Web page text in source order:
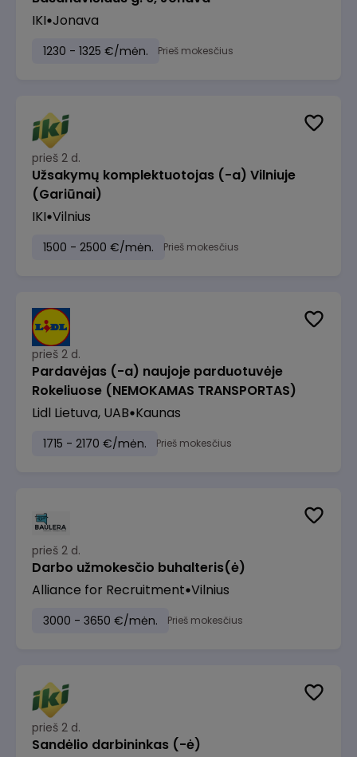
IKI Jonava
1230 - 1325 €/mėn. Prieš mokesčius
prieš 2 d.
Užsakymų komplektuotojas (-a) Vilniuje
(Gariūnai)
IKI Vilnius
1500 - 2500 €/mėn. Prieš mokesčius
prieš 2 d.
Pardavėjas (-a) naujoje parduotuvėje
Rokeliuose (NEMOKAMAS TRANSPORTAS)
Lidl Lietuva, UAB Kaunas
1715 - 2170 €/mėn. Prieš mokesčius
prieš 2 d.
Darbo užmokesčio buhalteris(ė)
Alliance for Recruitment Vilnius
3000 - 3650 €/mėn. Prieš mokesčius
prieš 2 d.
Sandėlio darbininkas (-ė)